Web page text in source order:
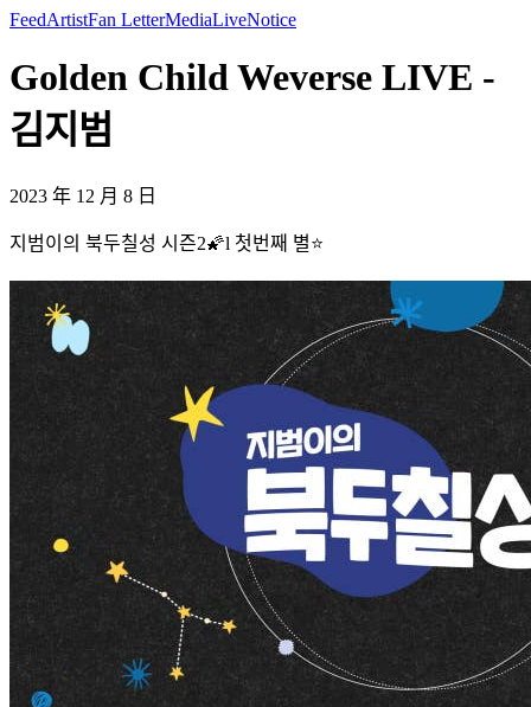
FeedArtistFan LetterMediaLiveNotice
Golden Child Weverse LIVE -
김지범
2023 年 12 月 8 日
지범이의 북두칠성 시즌2🌠l 첫번째 별⭐